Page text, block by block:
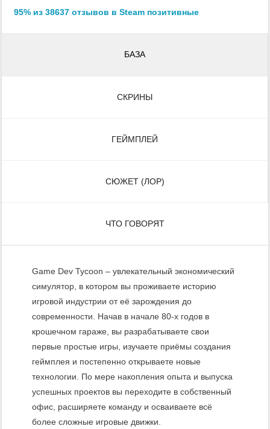
95% из 38637 отзывов в Steam позитивные
БАЗА
СКРИНЫ
ГЕЙМПЛЕЙ
СЮЖЕТ (ЛОР)
ЧТО ГОВОРЯТ
Game Dev Tycoon – увлекательный экономический
симулятор, в котором вы проживаете историю
игровой индустрии от её зарождения до
современности. Начав в начале 80-х годов в
крошечном гараже, вы разрабатываете свои
первые простые игры, изучаете приёмы создания
геймплея и постепенно открываете новые
технологии. По мере накопления опыта и выпуска
успешных проектов вы переходите в собственный
офис, расширяете команду и осваиваете всё
более сложные игровые движки.